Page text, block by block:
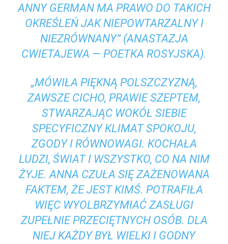
ANNY GERMAN MA PRAWO DO TAKICH
OKREŚLEŃ JAK NIEPOWTARZALNY I
NIEZRÓWNANY” (ANASTAZJA
CWIETAJEWA — POETKA ROSYJSKA).
„MÓWIŁA PIĘKNĄ POLSZCZYZNĄ,
ZAWSZE CICHO, PRAWIE SZEPTEM,
STWARZAJĄC WOKÓŁ SIEBIE
SPECYFICZNY KLIMAT SPOKOJU,
ZGODY I RÓWNOWAGI. KOCHAŁA
LUDZI, ŚWIAT I WSZYSTKO, CO NA NIM
ŻYJE. ANNA CZUŁA SIĘ ZAŻENOWANA
FAKTEM, ŻE JEST KIMŚ. POTRAFIŁA
WIĘC WYOLBRZYMIAĆ ZASŁUGI
ZUPEŁNIE PRZECIĘTNYCH OSÓB. DLA
NIEJ KAŻDY BYŁ WIELKI I GODNY